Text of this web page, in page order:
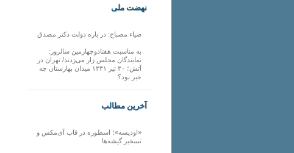
نهضت ملی
ضیاء مصباح: در باره دولت دکتر مصدق
به مناسبت هفتادوچهارمین سالروز:
نمایندگان مجلس زار می‌زدند/ تهران در
آتش؛ ۳۰ تیر ۱۳۳۱ میدان بهارستان چه
خبر بود؟
آخرین مطالب
«اودیسه»؛ اسطوره در قاب آی‌مکس و
تسخیر گیشه‌ها